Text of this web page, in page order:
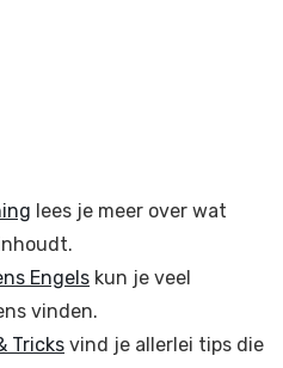
lees je meer over wat
Engels kun je veel
vinden.
Tricks vind je allerlei tips die